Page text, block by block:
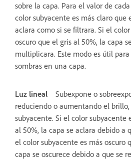
sobre la capa. Para el valor de
color subyacente es más claro que
aclara como si se filtrara. Si el
oscuro que el gris al 50%, la capa
multiplicara. Este modo es útil
sombras en una capa.
Luz lineal
Subexpone o
reduciendo o aumentando el
subyacente. Si el color subyacente
al 50%, la capa se aclara debido a
el color subyacente es más oscuro
capa se oscurece debido a que se